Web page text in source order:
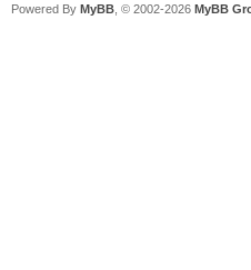
Powered By MyBB , © 2002-2026 MyBB